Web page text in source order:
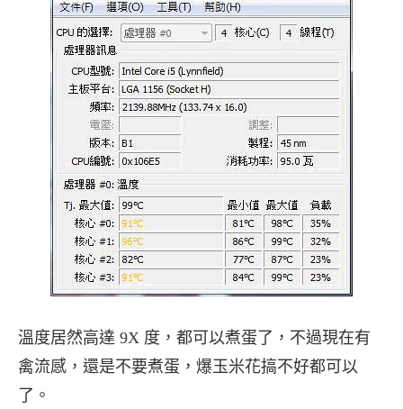
溫度居然高達 9X 度，都可以煮蛋了，不過現在有
禽流感，還是不要煮蛋，爆玉米花搞不好都可以
了。